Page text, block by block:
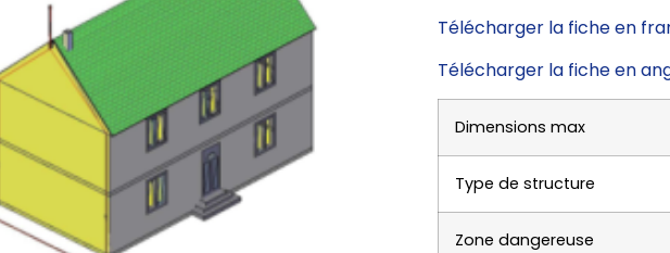
Télécharger la fiche en
Télécharger la fiche en
Dimensions max
Type de structure
Zone dangereuse